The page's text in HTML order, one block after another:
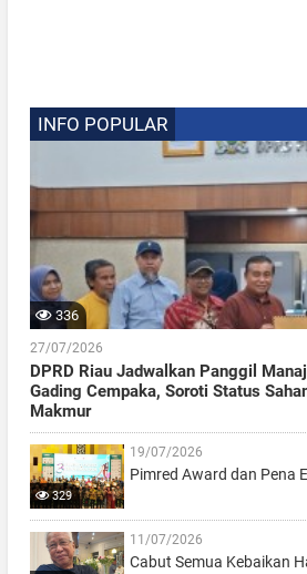
INFO POPULAR
336
27/07/2026
DPRD Riau Jadwalkan Panggil
Gading Cempaka, Soroti Status
Makmur
329
19/07/2026
Pimred Award dan Pena
11/07/2026
Cabut Semua Kebaikan